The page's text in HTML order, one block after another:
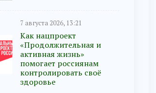
7 августа 2026, 13:21
Как нацпроект
«Продолжительная и
активная жизнь»
помогает россиянам
контролировать своё
здоровье